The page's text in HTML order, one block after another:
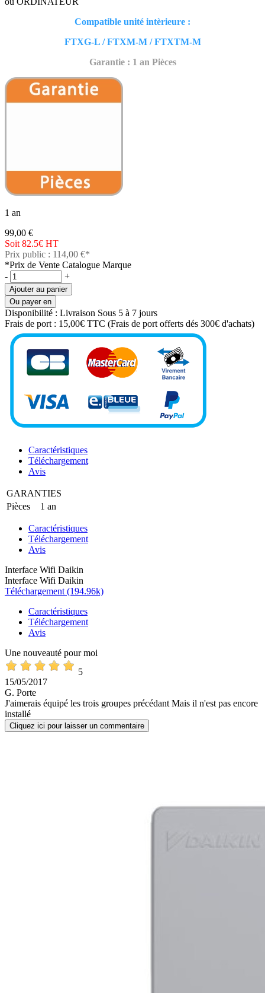
Compatible unité intèrieure :
FTXG-L / FTXM-M / FTXTM-M
Garantie : 1 an Pièces
1 an
99,00 €
Soit 82.5€ HT
Prix public : 114,00 €*
*Prix de Vente Catalogue Marque
-
+
Ajouter au panier
Ou payer en
Disponibilité : Livraison Sous 5 à 7 jours
Frais de port : 15,00€ TTC (Frais de port offerts dés 300€ d'achats)
Caractéristiques
Téléchargement
Avis
GARANTIES
Pièces
1 an
Caractéristiques
Téléchargement
Avis
Interface Wifi Daikin
Interface Wifi Daikin
Téléchargement (194.96k)
Caractéristiques
Téléchargement
Avis
Une nouveauté pour moi
5
15/05/2017
G. Porte
J'aimerais équipé les trois groupes précédant Mais il n'est pas encore
installé
Cliquez ici pour laisser un commentaire